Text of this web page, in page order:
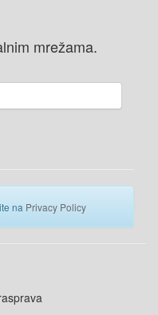
mrežama.
na Privacy Policy